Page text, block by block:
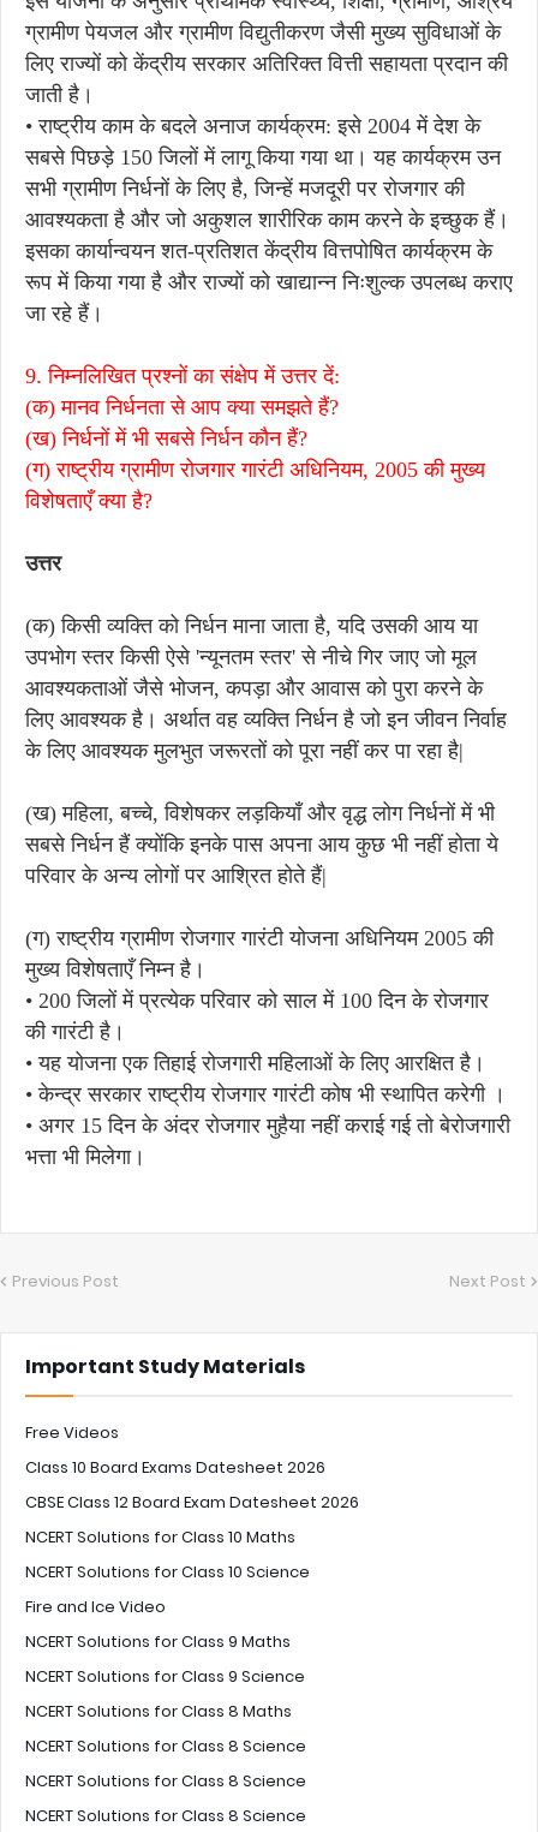
ग्रामीण पेयजल और ग्रामीण विद्युतीकरण जैसी मुख्य सुविधाओं के
लिए राज्यों को केंद्रीय सरकार अतिरिक्त वित्ती सहायता प्रदान की
जाती है।
• राष्ट्रीय काम के बदले अनाज कार्यक्रम: इसे 2004 में देश के
सबसे पिछड़े 150 जिलों में लागू किया गया था। यह कार्यक्रम उन
सभी ग्रामीण निर्धनों के लिए है, जिन्हें मजदूरी पर रोजगार की
आवश्यकता है और जो अकुशल शारीरिक काम करने के इच्छुक हैं।
इसका कार्यान्वयन शत-प्रतिशत केंद्रीय वित्तपोषित कार्यक्रम के
रूप में किया गया है और राज्यों को खाद्यान्न निःशुल्क उपलब्ध कराए
जा रहे हैं।
9. निम्नलिखित प्रश्नों का संक्षेप में उत्तर दें:
(क) मानव निर्धनता से आप क्या समझते हैं?
(ख) निर्धनों में भी सबसे निर्धन कौन हैं?
(ग) राष्ट्रीय ग्रामीण रोजगार गारंटी अधिनियम, 2005 की मुख्य
विशेषताएँ क्या है?
उत्तर
(क) किसी व्यक्ति को निर्धन माना जाता है, यदि उसकी आय या
उपभोग स्तर किसी ऐसे 'न्यूनतम स्तर' से नीचे गिर जाए जो मूल
आवश्यकताओं जैसे भोजन, कपड़ा और आवास को पुरा करने के
लिए आवश्यक है। अर्थात वह व्यक्ति निर्धन है जो इन जीवन निर्वाह
के लिए आवश्यक मुलभुत जरूरतों को पूरा नहीं कर पा रहा है|
(ख) महिला, बच्चे, विशेषकर लड़कियाँ और वृद्ध लोग निर्धनों में भी
सबसे निर्धन हैं क्योंकि इनके पास अपना आय कुछ भी नहीं होता ये
परिवार के अन्य लोगों पर आश्रित होते हैं|
(ग) राष्ट्रीय ग्रामीण रोजगार गारंटी योजना अधिनियम 2005 की
मुख्य विशेषताएँ निम्न है।
• 200 जिलों में प्रत्येक परिवार को साल में 100 दिन के रोजगार
की गारंटी है।
• यह योजना एक तिहाई रोजगारी महिलाओं के लिए आरक्षित है।
• केन्द्र सरकार राष्ट्रीय रोजगार गारंटी कोष भी स्थापित करेगी ।
• अगर 15 दिन के अंदर रोजगार मुहैया नहीं कराई गई तो बेरोजगारी
भत्ता भी मिलेगा।
Previous Post Next Post
Important Study Materials
Free Videos
Class 10 Board Exams Datesheet 2026
CBSE Class 12 Board Exam Datesheet 2026
NCERT Solutions for Class 10 Maths
NCERT Solutions for Class 10 Science
Fire and Ice Video
NCERT Solutions for Class 9 Maths
NCERT Solutions for Class 9 Science
NCERT Solutions for Class 8 Maths
NCERT Solutions for Class 8 Science
NCERT Solutions for Class 8 Science
NCERT Solutions for Class 8 Science